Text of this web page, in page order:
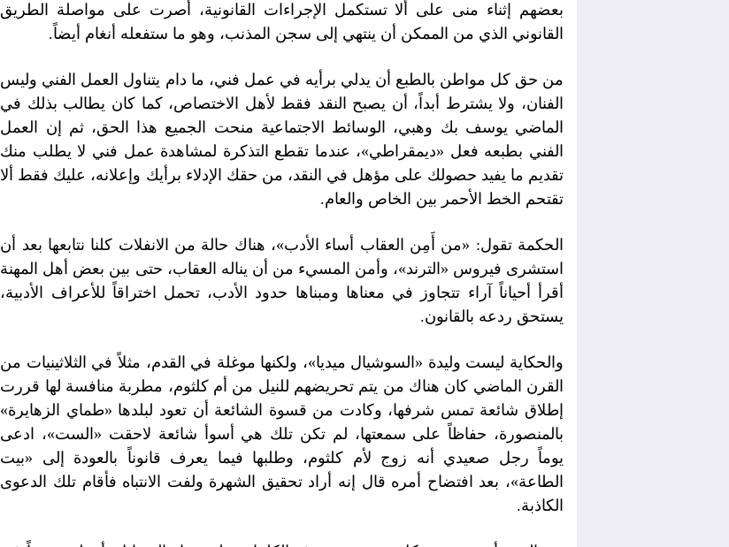
بعضهم إثناء منى على ألا تستكمل الإجراءات القانونية، أصرت على مواصلة الطريق
القانوني الذي من الممكن أن ينتهي إلى سجن المذنب، وهو ما ستفعله أنغام أيضاً.
من حق كل مواطن بالطبع أن يدلي برأيه في عمل فني، ما دام يتناول العمل الفني وليس
الفنان، ولا يشترط أبداً، أن يصبح النقد فقط لأهل الاختصاص، كما كان يطالب بذلك في
الماضي يوسف بك وهبي، الوسائط الاجتماعية منحت الجميع هذا الحق، ثم إن العمل
الفني بطبعه فعل «ديمقراطي»، عندما تقطع التذكرة لمشاهدة عمل فني لا يطلب منك
تقديم ما يفيد حصولك على مؤهل في النقد، من حقك الإدلاء برأيك وإعلانه، عليك فقط ألا
تقتحم الخط الأحمر بين الخاص والعام.
الحكمة تقول: «من أَمِن العقاب أساء الأدب»، هناك حالة من الانفلات كلنا نتابعها بعد أن
استشرى فيروس «الترند»، وأمن المسيء من أن يناله العقاب، حتى بين بعض أهل المهنة
أقرأ أحياناً آراء تتجاوز في معناها ومبناها حدود الأدب، تحمل اختراقاً للأعراف الأدبية،
يستحق ردعه بالقانون.
والحكاية ليست وليدة «السوشيال ميديا»، ولكنها موغلة في القدم، مثلاً في الثلاثينيات من
القرن الماضي كان هناك من يتم تحريضهم للنيل من أم كلثوم، مطربة منافسة لها قررت
إطلاق شائعة تمس شرفها، وكادت من قسوة الشائعة أن تعود لبلدها «طماي الزهايرة»
بالمنصورة، حفاظاً على سمعتها، لم تكن تلك هي أسوأ شائعة لاحقت «الست»، ادعى
يوماً رجل صعيدي أنه زوج لأم كلثوم، وطلبها فيما يعرف قانوناً بالعودة إلى «بيت
الطاعة»، بعد افتضاح أمره قال إنه أراد تحقيق الشهرة ولفت الانتباه فأقام تلك الدعوى
الكاذبة.